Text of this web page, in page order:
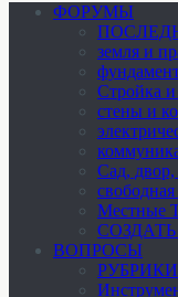
ФОРУМЫ
земля и
Стройка
стены и
Cад,
свободная
Местные
ВОПРОСЫ